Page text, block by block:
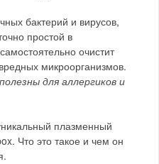
бактерий и вирусов,
простой в
очистит
микроорганизмов.
полезны для аллергиков и
плазменный
Что это такое и чем он